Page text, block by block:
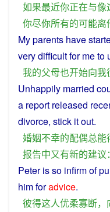
如果最近你正在与像
你尽你所有的可能离
Myparents have
verydifficult formeto
我的父母也开始向我
Unhappily married
a report released
divorce, stick it out.
婚姻不幸的配偶总能
报告中又有新的建议：
Peter isso infirmof
himforadvice.
彼得这人优柔寡断，